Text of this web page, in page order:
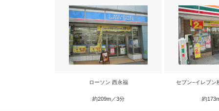
ローソン 西永福
約209m／3分
セブン−イレブン
約